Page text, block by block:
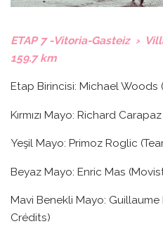
ETAP 7 -Vitoria-Gasteiz ›
159.7 km
Etap Birincisi: Michael Woods
Kırmızı Mayo: Richard
Yeşil Mayo: Primoz Roglic
Beyaz Mayo: Enric Mas
Mavi Benekli Mayo:
Crédits)